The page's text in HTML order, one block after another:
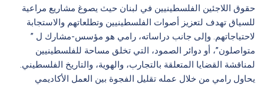
حقوق اللاجئين الفلسطينيين في لبنان حيث يصوغ مشاريع مراعية
للسياق تهدف لتعزيز أصوات الفلسطينيين وتطلعاتهم والاستجابة
لاحتياجاتهم. وإلى جانب دراساته، رامي هو مؤسس-مشارك ل ”
متواصلون”، أو دوائر الصمود، التي تخلق مساحة للفلسطينيين
لمناقشة القضايا المتعلقة بالتجارب، والهوية، والتاريخ الفلسطيني.
يحاول رامي من خلال عمله تقليل الفجوة بين العمل الأكاديمي